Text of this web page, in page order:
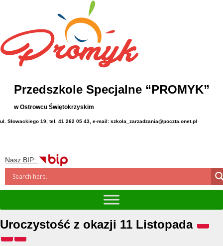
Przedszkole Specjalne “PROMYK”
w Ostrowcu Świętokrzyskim
ul. Słowackiego 19, tel. 41 262 05 43, e-mail: szkola_zarzadzania@poczta.onet.pl
Nasz BIP:
Uroczystość z okazji 11 Listopada